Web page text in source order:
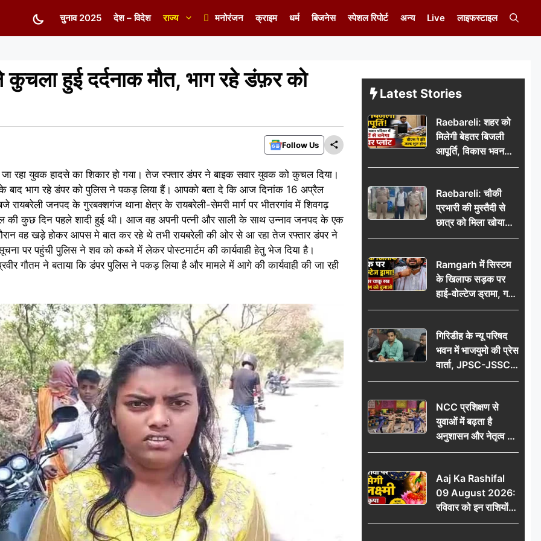
चुनाव 2025 देश – विदेश राज्य मनोरंजन क्राइम धर्म बिजनेस स्पेशल रिपोर्ट अन्य Live लाइफस्टाइल
हुई दर्दनाक मौत, भाग रहे डंफ़र को
Follow Us
रहा युवक हादसे का शिकार हो गया। तेज रफ्तार डंपर ने बाइक सवार युवक को कुचल दिया।
बाद भाग रहे डंपर को पुलिस ने पकड़ लिया हैं। आपको बता दे कि आज दिनांक 16 अप्रैल
जनपद के गुरबक्शगंज थाना क्षेत्र के रायबरेली-सेमरी मार्ग पर भीतरगांव में शिवगढ़
की कुछ दिन पहले शादी हुई थी। आज वह अपनी पत्नी और साली के साथ उन्नाव जनपद के एक
वह खड़े होकर आपस मे बात कर रहे थे तभी रायबरेली की ओर से आ रहा तेज रफ्तार डंपर ने
पर पहुंची पुलिस ने शव को कब्जे में लेकर पोस्टमार्टम की कार्यवाही हेतु भेज दिया है।
गौतम ने बताया कि डंपर पुलिस ने पकड़ लिया है और मामले में आगे की कार्यवाही की जा रही
Latest Stories
Raebareli: शहर को
मिलेगी बेहतर बिजली
आपूर्ति, विकास भवन
परिसर में करोड़ों से
Raebareli: चौकी
प्रभारी की मुस्तैदी से
छात्र को मिला खोया
बैग, जरूरी दस्तावेज
पुलिस टीम का जताया
आभार
Ramgarh में सिस्टम
के खिलाफ सड़क पर
हाई-वोल्टेज ड्रामा, गर्दन
पर चाकू रख बोला- CM
वायरल
गिरिडीह के न्यू परिषद
भवन में भाजयुमो की प्रेस
वार्ता, JPSC-JSSC
पेपर लीक के विरोध में
विधानसभा घेराव का
ऐलान
NCC प्रशिक्षण से
युवाओं में बढ़ता है
अनुशासन और नेतृत्व का
गुण: डॉ. जी.एन. खान
Aaj Ka Rashifal
09 August 2026:
रविवार को इन राशियों
पर बरसेगी मां लक्ष्मी की